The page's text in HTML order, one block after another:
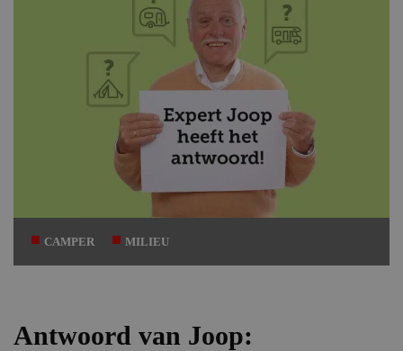
CAMPER MILIEU
Antwoord van Joop: